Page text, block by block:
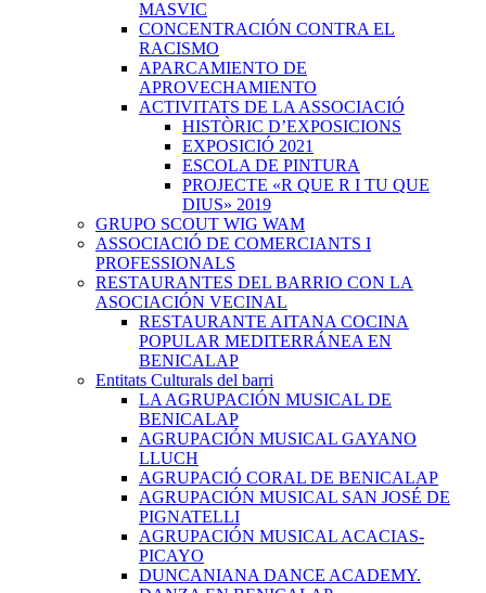
MASVIC
CONCENTRACIÓN CONTRA EL
RACISMO
APARCAMIENTO DE
APROVECHAMIENTO
ACTIVITATS DE LA ASSOCIACIÓ
HISTÒRIC D’EXPOSICIONS
EXPOSICIÓ 2021
ESCOLA DE PINTURA
PROJECTE «R QUE R I TU QUE
DIUS» 2019
GRUPO SCOUT WIG WAM
ASSOCIACIÓ DE COMERCIANTS I
PROFESSIONALS
RESTAURANTES DEL BARRIO CON LA
ASOCIACIÓN VECINAL
RESTAURANTE AITANA COCINA
POPULAR MEDITERRÁNEA EN
BENICALAP
Entitats Culturals del barri
LA AGRUPACIÓN MUSICAL DE
BENICALAP
AGRUPACIÓN MUSICAL GAYANO
LLUCH
AGRUPACIÓ CORAL DE BENICALAP
AGRUPACIÓN MUSICAL SAN JOSÉ DE
PIGNATELLI
AGRUPACIÓN MUSICAL ACACIAS-
PICAYO
DUNCANIANA DANCE ACADEMY.